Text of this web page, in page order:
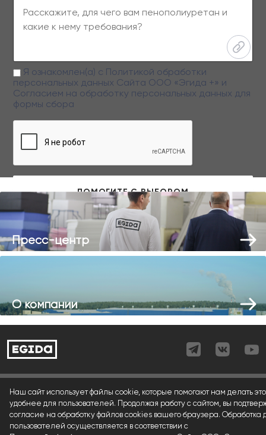
Заполняя данную форму вы даете свое согласие на обработку
персональных данных
Я ознакомлен(а) с Политикой обработки
персональных данных Сайта ООО «Эгида +» и
Согласием на обработку персональных данных для
формы сбора
Пресс-центр
О компании
Согласие (cookies)
Согласие (форма)
Согласие (регистрация)
Наш сайт использует файлы cookie, которые помогают нам делать
удобнее для пользователей. Продолжая работу с сайтом, вы
согласие на обработку файлов cookies вашего браузера. Обработка
пользователей осуществляется в соответствии с